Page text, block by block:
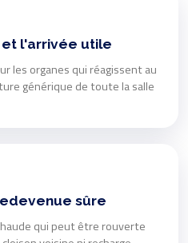
l'arrivée utile
les organes qui réagissent au
générique de toute la salle
sûre
qui peut être rouverte